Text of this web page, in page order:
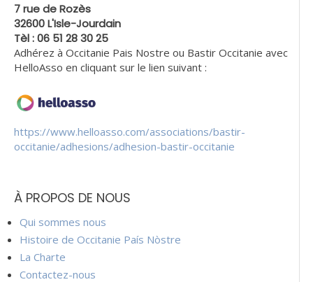
7 rue de Rozès
32600 L'Isle-Jourdain
Tèl : 06 51 28 30 25
Adhérez à Occitanie Pais Nostre ou Bastir Occitanie avec
HelloAsso en cliquant sur le lien suivant :
https://www.helloasso.com/associations/bastir-
occitanie/adhesions/adhesion-bastir-occitanie
À PROPOS DE NOUS
Qui sommes nous
Histoire de Occitanie País Nòstre
La Charte
Contactez-nous